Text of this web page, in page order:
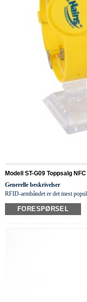
Modell ST-G09 Toppsalg
Generelle beskrivelser
RFID-armbåndet er det mest
lommebøker, hotellnøkler,
så snillfarger, friendelige materialer,
FORESPØRSEL